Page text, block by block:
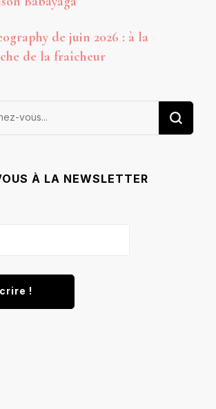
de juin 2026 : à la
de la fraîcheur
À LA NEWSLETTER